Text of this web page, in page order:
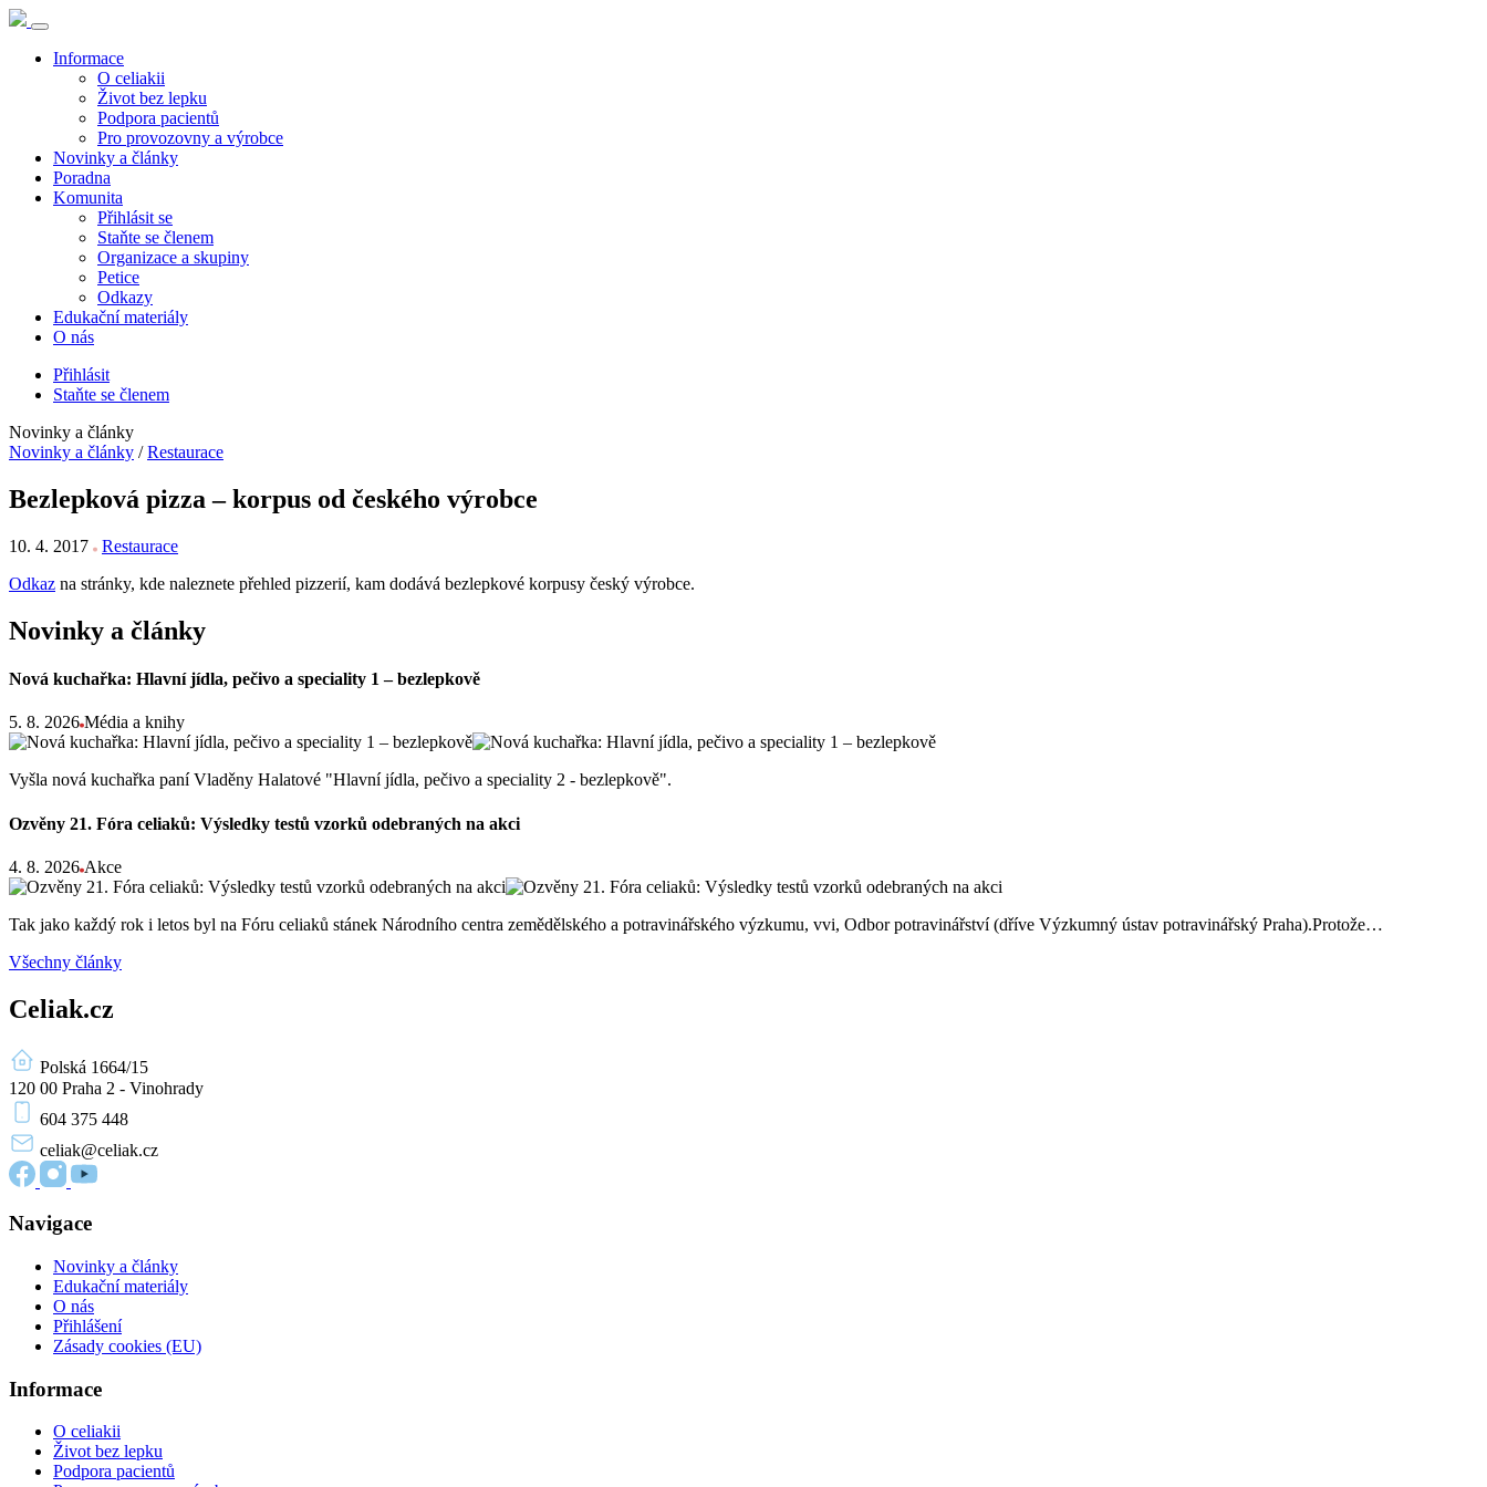
Informace
O celiakii
Život bez lepku
Podpora pacientů
Pro provozovny a výrobce
Novinky a články
Poradna
Komunita
Přihlásit se
Staňte se členem
Organizace a skupiny
Petice
Odkazy
Edukační materiály
O nás
Přihlásit
Staňte se členem
Novinky a články
Novinky a články / Restaurace
Bezlepková pizza – korpus od českého výrobce
10. 4. 2017
Restaurace
Odkaz na stránky, kde naleznete přehled pizzerií, kam dodává bezlepkové korpusy český výrobce.
Novinky a články
Nová kuchařka: Hlavní jídla, pečivo a speciality 1 – bezlepkově
5. 8. 2026 Média a knihy
Vyšla nová kuchařka paní Vladěny Halatové "Hlavní jídla, pečivo a speciality 2 - bezlepkově".
Ozvěny 21. Fóra celiaků: Výsledky testů vzorků odebraných na akci
4. 8. 2026 Akce
Tak jako každý rok i letos byl na Fóru celiaků stánek Národního centra zemědělského a potravinářského výzkumu, vvi, Odbor potravinářství (dříve Výzkumný ústav potravinářský Praha).Protože…
Všechny články
Celiak.cz
Polská 1664/15
120 00 Praha 2 - Vinohrady
604 375 448
celiak@celiak.cz
Navigace
Novinky a články
Edukační materiály
O nás
Přihlášení
Zásady cookies (EU)
Informace
O celiakii
Život bez lepku
Podpora pacientů